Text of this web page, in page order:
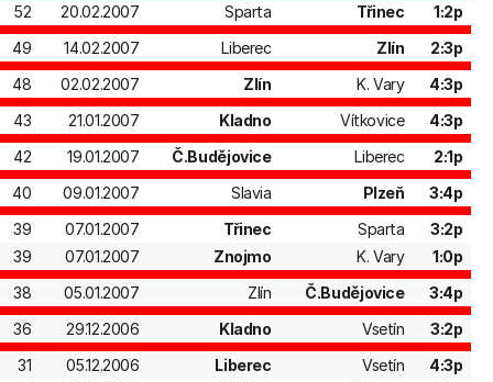
52 20.02.2007 Sparta Třinec
1:2p
49
14.02.2007 Liberec Zlín
2:3p
48
02.02.2007 Zlín K. Vary
4:3p
43
21.01.2007 Kladno Vítkovice
4:3p
42
19.01.2007 Č.Budějovice Liberec
2:1p
40
09.01.2007 Slavia Plzeň
3:4p
39
07.01.2007 Třinec Sparta
3:2p
39
07.01.2007 Znojmo K. Vary
1:0p
38
05.01.2007 Zlín Č.Budějovice
3:4p
36
29.12.2006 Kladno Vsetín
3:2p
31
05.12.2006 Liberec Vsetín
4:3p